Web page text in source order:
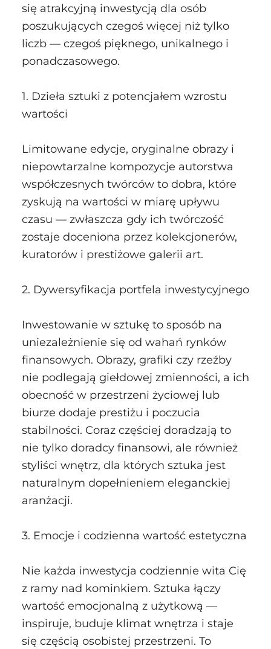
się atrakcyjną inwestycją dla osób
poszukujących czegoś więcej niż tylko
liczb — czegoś pięknego, unikalnego i
ponadczasowego.
1. Dzieła sztuki z potencjałem wzrostu
wartości
Limitowane edycje, oryginalne obrazy i
niepowtarzalne kompozycje autorstwa
współczesnych twórców to dobra, które
zyskują na wartości w miarę upływu
czasu — zwłaszcza gdy ich twórczość
zostaje doceniona przez kolekcjonerów,
kuratorów i prestiżowe galerii art.
2. Dywersyfikacja portfela inwestycyjnego
Inwestowanie w sztukę to sposób na
uniezależnienie się od wahań rynków
finansowych. Obrazy, grafiki czy rzeźby
nie podlegają giełdowej zmienności, a ich
obecność w przestrzeni życiowej lub
biurze dodaje prestiżu i poczucia
stabilności. Coraz częściej doradzają to
nie tylko doradcy finansowi, ale również
styliści wnętrz, dla których sztuka jest
naturalnym dopełnieniem eleganckiej
aranżacji.
3. Emocje i codzienna wartość estetyczna
Nie każda inwestycja codziennie wita Cię
z ramy nad kominkiem. Sztuka łączy
wartość emocjonalną z użytkową —
inspiruje, buduje klimat wnętrza i staje
się częścią osobistej przestrzeni. To